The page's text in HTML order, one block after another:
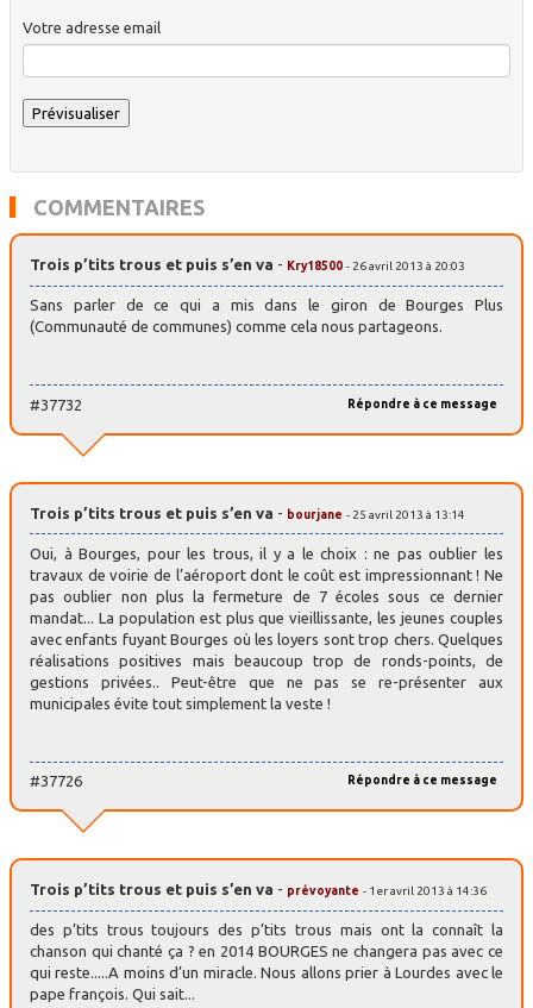
Votre adresse email
COMMENTAIRES
Trois p’tits trous et puis s’en va - Kry18500 - 26 avril 2013 à 20:03
Sans parler de ce qui a mis dans le giron de Bourges Plus
(Communauté de communes) comme cela nous partageons.
Répondre à ce message
#37732
Trois p’tits trous et puis s’en va - bourjane - 25 avril 2013 à 13:14
Oui, à Bourges, pour les trous, il y a le choix : ne pas oublier les
travaux de voirie de l’aéroport dont le coût est impressionnant ! Ne
pas oublier non plus la fermeture de 7 écoles sous ce dernier
mandat... La population est plus que vieillissante, les jeunes couples
avec enfants fuyant Bourges où les loyers sont trop chers. Quelques
réalisations positives mais beaucoup trop de ronds-points, de
gestions privées.. Peut-être que ne pas se re-présenter aux
municipales évite tout simplement la veste !
Répondre à ce message
#37726
Trois p’tits trous et puis s’en va - prévoyante - 1er avril 2013 à 14:36
des p’tits trous toujours des p’tits trous mais ont la connaît la
chanson qui chanté ça ? en 2014 BOURGES ne changera pas avec ce
qui reste.....A moins d’un miracle. Nous allons prier à Lourdes avec le
pape françois. Qui sait...